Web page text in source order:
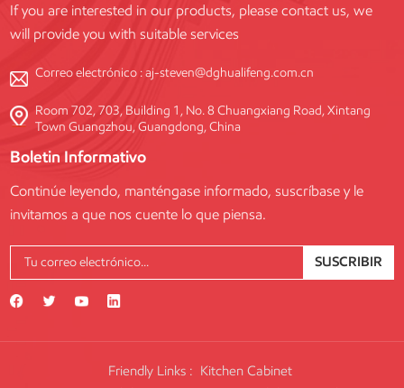
If you are interested in our products, please contact us, we
will provide you with suitable services
Correo electrónico :aj-steven@dghualifeng.com.cn
Room 702, 703, Building 1, No. 8 Chuangxiang Road, Xintang
Town Guangzhou, Guangdong, China
Boletin Informativo
Continúe leyendo, manténgase informado, suscríbase y le
invitamos a que nos cuente lo que piensa.
SUSCRIBIR
Friendly Links : Kitchen Cabinet